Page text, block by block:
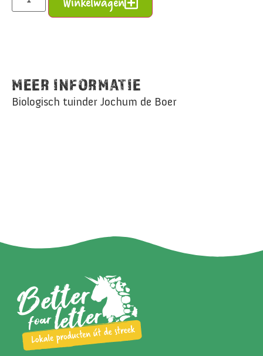
MEER INFORMATIE
Biologisch tuinder Jochum de Boer